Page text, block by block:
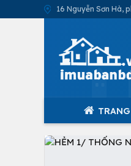
16 Nguyễn Sơn Hà,